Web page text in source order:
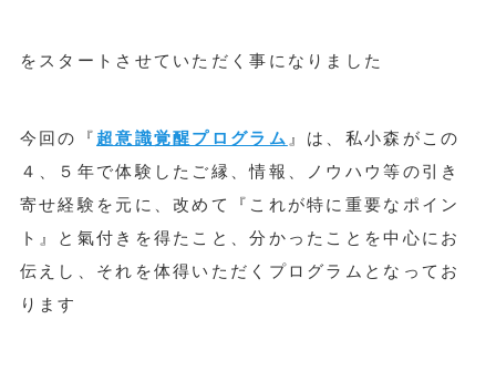
をスタートさせていただく事になりました
今回の『 超意識覚醒プログラム 』は、私小森がこの
４、５年で体験したご縁、情報、ノウハウ等の引き
寄せ経験を元に、改めて『これが特に重要なポイン
ト』と氣付きを得たこと、分かったことを中心にお
伝えし、それを体得いただくプログラムとなってお
ります